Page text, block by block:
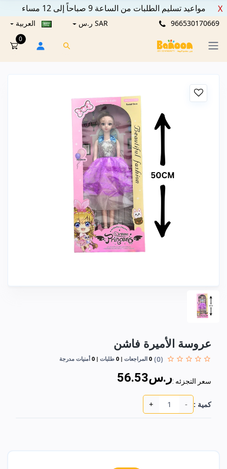
مواعيد تسليم الطلبات من الساعة 9 صباحاً إلى 12 مساء X
966530170669 SAR ر.س العربية
0
عروسة الأميرة فاشن
(0)
0 المراجعات 0 طلبات 0 أمنيات مدرجة
سعر التجزئه :ر.س56.53
كمية : -
+